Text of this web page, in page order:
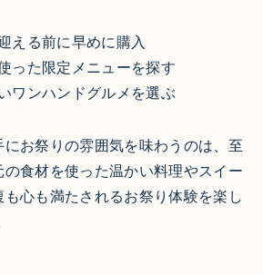
える前に早めに購入
った限定メニューを探す
ワンハンドグルメを選ぶ
お祭りの雰囲気を味わうのは、至
食材を使った温かい料理やスイー
心も満たされるお祭り体験を楽し